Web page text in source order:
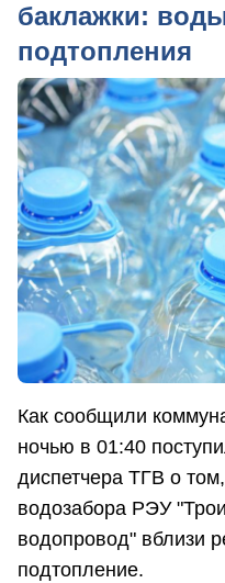
баклажки:
подтопления
Как сообщили
ночью в 01:40
диспетчера ТГВ о
водозабора РЭУ
водопровод" вблизи
подтопление.